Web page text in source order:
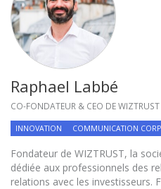
Raphael Labbé
CO-FONDATEUR & CEO DE WIZTRUST
INNOVATION COMMUNICATION
Fondateur de WIZTRUST, la
dédiée aux professionnels des
relations avec les investisseurs.